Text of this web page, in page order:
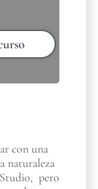
con una
naturaleza
pero